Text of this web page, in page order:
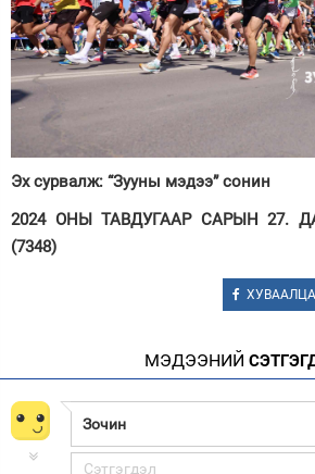
Эх сурвалж: “Зууны мэдээ” сонин
2024 ОНЫ ТАВДУГААР САРЫН 27.
(7348)
МЭДЭЭНИЙ